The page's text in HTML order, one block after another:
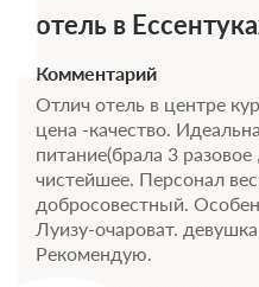
2
Телевизор
Ванная комната в
Общая ванная
Завтрак
отель в
Комментарий
Отлич отель в центре
цена -качество.
питание(брала 3
чистейшее. Персонал
добросовестный.
Луизу-очароват.
Рекомендую.